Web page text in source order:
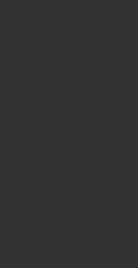
uw dagelijkse